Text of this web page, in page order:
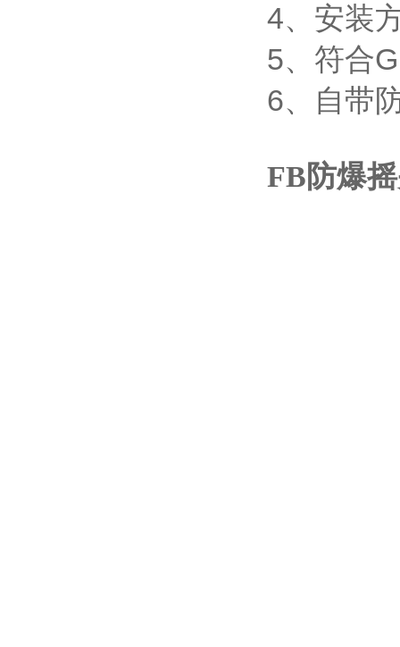
4、安装
5、符合
6、自带
FB防爆